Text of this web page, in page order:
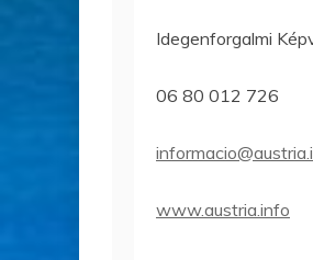
Idegenforgalmi
06 80 012 726
www.austria.info